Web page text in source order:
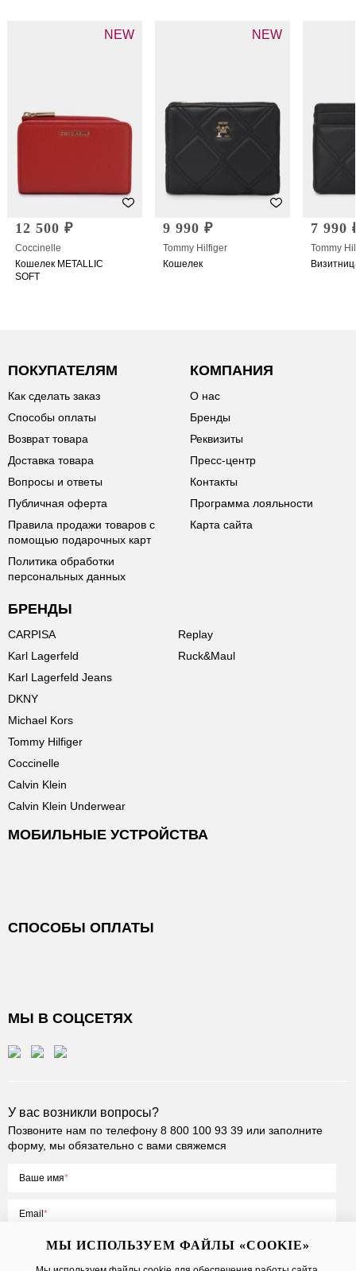
NEW
12 500 ₽
Coccinelle
Кошелек METALLIC
SOFT
NEW
9 990 ₽
Tommy Hilfiger
Кошелек
7 990
Tommy
ПОКУПАТЕЛЯМ
Как сделать заказ
Способы оплаты
Возврат товара
Доставка товара
Вопросы и ответы
Публичная оферта
Правила продажи товаров с
помощью подарочных карт
Политика обработки
персональных данных
КОМПАНИЯ
О нас
Бренды
Реквизиты
Пресс-центр
Контакты
Программа лояльности
Карта сайта
БРЕНДЫ
CARPISA
Karl Lagerfeld
Karl Lagerfeld Jeans
DKNY
Michael Kors
Tommy Hilfiger
Coccinelle
Calvin Klein
Calvin Klein Underwear
Replay
Ruck&Maul
МОБИЛЬНЫЕ УСТРОЙСТВА
СПОСОБЫ ОПЛАТЫ
МЫ В СОЦСЕТЯХ
У вас возникли вопросы?
Позвоните нам по телефону 8 800 100 93 39 или заполните
форму, мы обязательно с вами свяжемся
Ваше имя
Email
МЫ ИСПОЛЬЗУЕМ ФАЙЛЫ «COOKIE»